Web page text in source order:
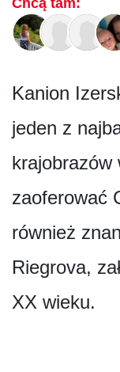
Chcą tam:
Kanion
jeden z
krajobrazów
zaoferować
również
Riegrova,
XX wieku.